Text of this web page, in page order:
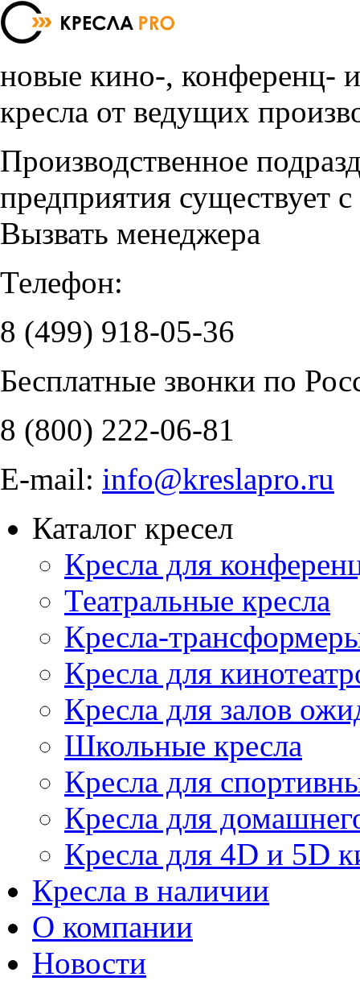
новые кино-, конференц-
кресла от ведущих
Производственное
предприятия существует
Вызвать менеджера
Телефон:
8 (499) 918-05-36
Бесплатные звонки по
8 (800) 222-06-81
E-mail: info@kreslapro.ru
Каталог кресел
Кресла для
Театральные кресла
Кресла-
Кресла для
Кресла для залов
Школьные кресла
Кресла для
Кресла для
Кресла для 4D и 5D
Кресла в наличии
О компании
Новости